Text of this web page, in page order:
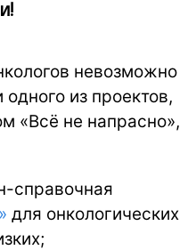
невозможно
из проектов,
«Всё не напрасно»,
справочная
для онкологических